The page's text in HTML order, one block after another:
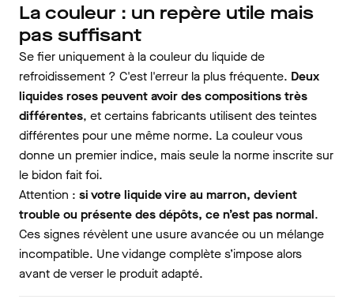
La couleur : un repère utile mais
pas suffisant
Se fier uniquement à la couleur du liquide de
refroidissement ? C'est l'erreur la plus fréquente. Deux
liquides roses peuvent avoir des compositions très
différentes, et certains fabricants utilisent des teintes
différentes pour une même norme. La couleur vous
donne un premier indice, mais seule la norme inscrite sur
le bidon fait foi.
Attention : si votre liquide vire au marron, devient
trouble ou présente des dépôts, ce n’est pas normal.
Ces signes révèlent une usure avancée ou un mélange
incompatible. Une vidange complète s’impose alors
avant de verser le produit adapté.